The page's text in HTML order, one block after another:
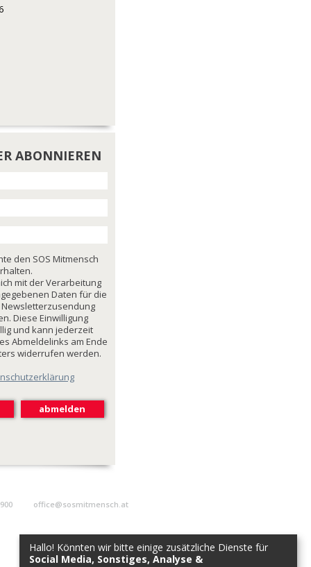
ABONNIEREN
den SOS Mitmensch
mit der Verarbeitung
Daten für die
Diese Einwilligung
und kann jederzeit
Abmeldelinks am Ende
widerrufen werden.
office@sosmitmensch.at
Hallo! Könnten wir bitte einige zusätzliche Dienste für
Social Media, Sonstiges, Analyse &